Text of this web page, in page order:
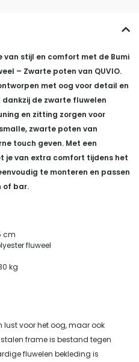
stijl en comfort met de Bumi
– Zwarte poten van QUVIO.
met oog voor detail en
de zwarte fluwelen
en zitting zorgen voor
zwarte poten van
touch geven. Met een
je van extra comfort tijdens het
te monteren en passen
of bar.
cm
fluweel
kg
lust voor het oog, maar ook
frame is bestand tegen
fluwelen bekleding is